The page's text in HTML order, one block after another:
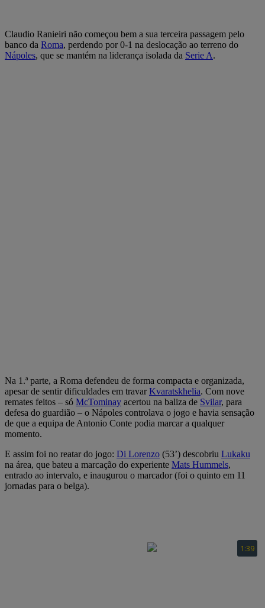
Claudio Ranieiri não começou bem a sua terceira passagem pelo
banco da Roma, perdendo por 0-1 na deslocação ao terreno do
Nápoles, que se mantém na liderança isolada da Serie A.
Na 1.ª parte, a Roma defendeu de forma compacta e organizada,
apesar de sentir dificuldades em travarKvaratskhelia. Com nove
remates feitos – só McTominay acertou na baliza de Svilar, para
defesa do guardião – o Nápoles controlava o jogo e havia sensação
de que a equipa de Antonio Conte podia marcar a qualquer
momento.
E assim foi no reatar do jogo: Di Lorenzo (53’) descobriu Lukaku
na área, que bateu a marcação do experiente Mats Hummels,
entrado ao intervalo, e inaugurou o marcador (foi o quinto em 11
jornadas para o belga).